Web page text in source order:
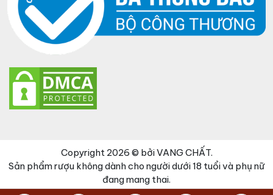
Copyright 2026 © bởi VANG CHẤT.
Sản phẩm rượu không dành cho người dưới 18 tuổi và phụ nữ
đang mang thai.